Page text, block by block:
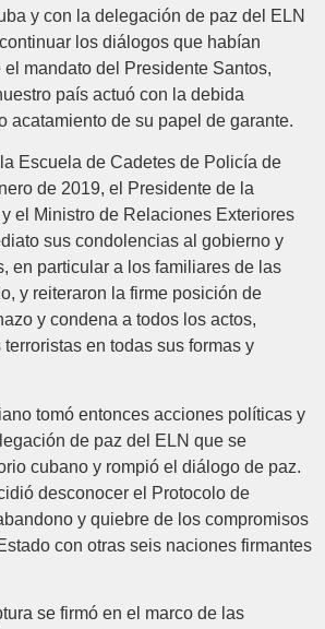
y con la delegación de paz del ELN
los diálogos que habían
mandato del Presidente Santos,
país actuó con la debida
acatamiento de su papel de garante.
Escuela de Cadetes de Policía de
de 2019, el Presidente de la
el Ministro de Relaciones Exteriores
sus condolencias al gobierno y
en particular a los familiares de las
y reiteraron la firme posición de
y condena a todos los actos,
en todas sus formas y
tomó entonces acciones políticas y
de paz del ELN que se
cubano y rompió el diálogo de paz.
desconocer el Protocolo de
y quiebre de los compromisos
con otras seis naciones firmantes
se firmó en el marco de las